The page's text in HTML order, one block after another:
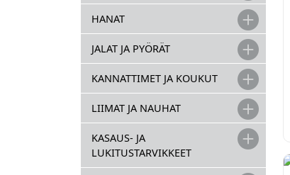
HANAT
JALAT JA PYÖRÄT
KANNATTIMET JA KOUKUT
LIIMAT JA NAUHAT
KASAUS- JA
LUKITUSTARVIKKEET